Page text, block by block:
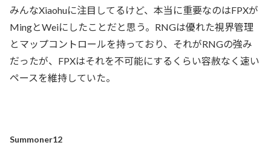
みんなXiaohuに注目してるけど、本当に重要なのはFPXが
MingとWeiにしたことだと思う。RNGは優れた視界管理
とマップコントロールを持っており、それがRNGの強み
だったが、FPXはそれを不可能にするくらい容赦なく速い
ペースを維持していた。
Summoner12